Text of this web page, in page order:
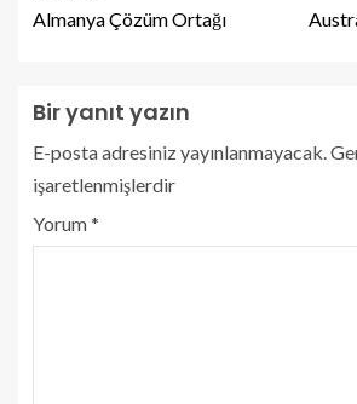
Almanya Çözüm Ortağı
Bir yanıt yazın
E-posta adresiniz yayınlanmayacak.
işaretlenmişlerdir
Yorum*